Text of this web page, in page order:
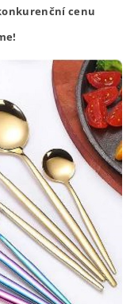
cenu